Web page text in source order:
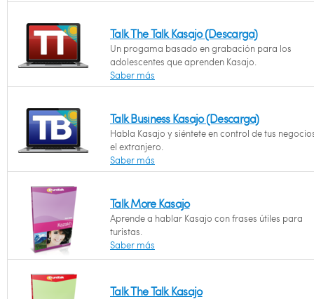
Talk The Talk Kasajo (Descarga)
Un progama basado en grabación para los
adolescentes que aprenden Kasajo.
Saber más
Talk Business Kasajo (Descarga)
Habla Kasajo y siéntete en control de tus
el extranjero.
Saber más
Talk More Kasajo
Aprende a hablar Kasajo con frases útiles para
turistas.
Saber más
Talk The Talk Kasajo